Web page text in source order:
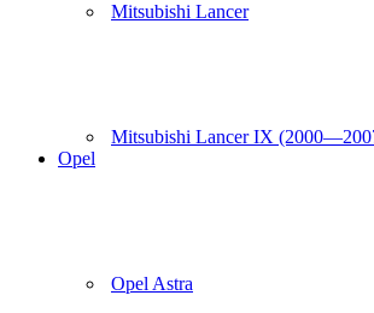
Mitsubishi Lancer
Mitsubishi Lancer IX
Opel
Opel Astra